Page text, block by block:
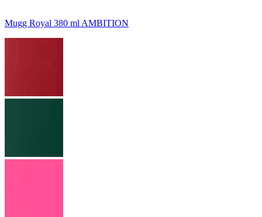
Mugg Royal 380 ml AMBITION